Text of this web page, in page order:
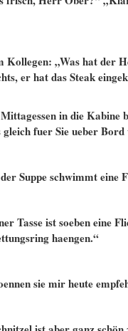
Kollegen: „Was hat der
er hat das Steak
in die Kabine
fuer Sie ueber Bord
Suppe schwimmt eine
Tasse ist soeben eine
haengen.“
sie mir heute